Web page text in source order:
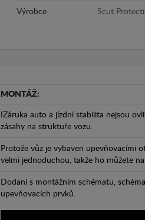
Výrobce Scut
MONTÁŽ:
IZáruka auto a jízdní stabilita nejsou
zásahy na struktuře vozu.
Protože vůz je vybaven upevňovacími
velmi jednoduchou, takže ho můžete
Dodaní s montážním schématu,
upevňovacích prvků.